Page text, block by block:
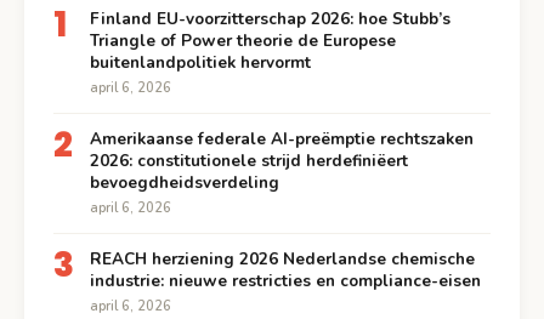
1
Finland EU-voorzitterschap 2026: hoe Stubb’s
Triangle of Power theorie de Europese
buitenlandpolitiek hervormt
april 6, 2026
2
Amerikaanse federale AI-preëmptie rechtszaken
2026: constitutionele strijd herdefiniëert
bevoegdheidsverdeling
april 6, 2026
3
REACH herziening 2026 Nederlandse chemische
industrie: nieuwe restricties en compliance-eisen
april 6, 2026